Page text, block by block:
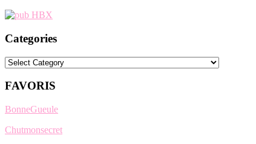
Categories
Categories
FAVORIS
BonneGueule
Chutmonsecret